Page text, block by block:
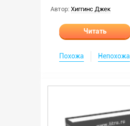
Автор: Хиггинс Джек
Читать
Похожа Непохожа